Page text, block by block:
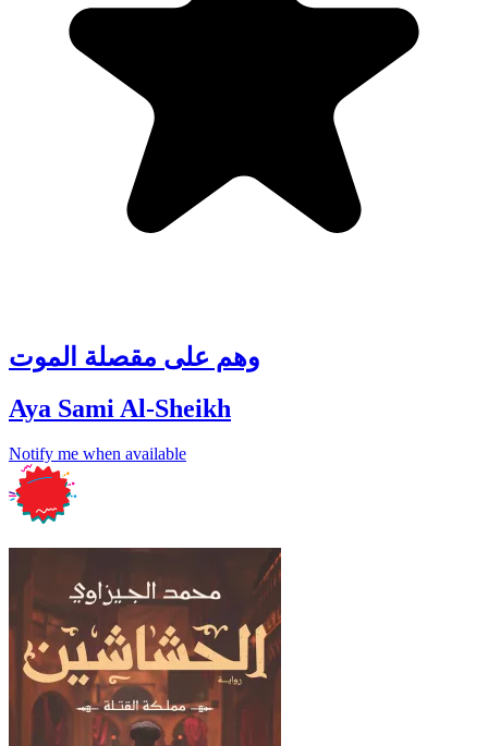
وهم على مقصلة الموت
Aya Sami Al-Sheikh
Notify me when available